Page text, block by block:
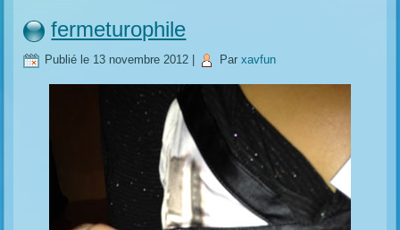
fermeturophile
Publié le 13 novembre 2012 Par xavfun